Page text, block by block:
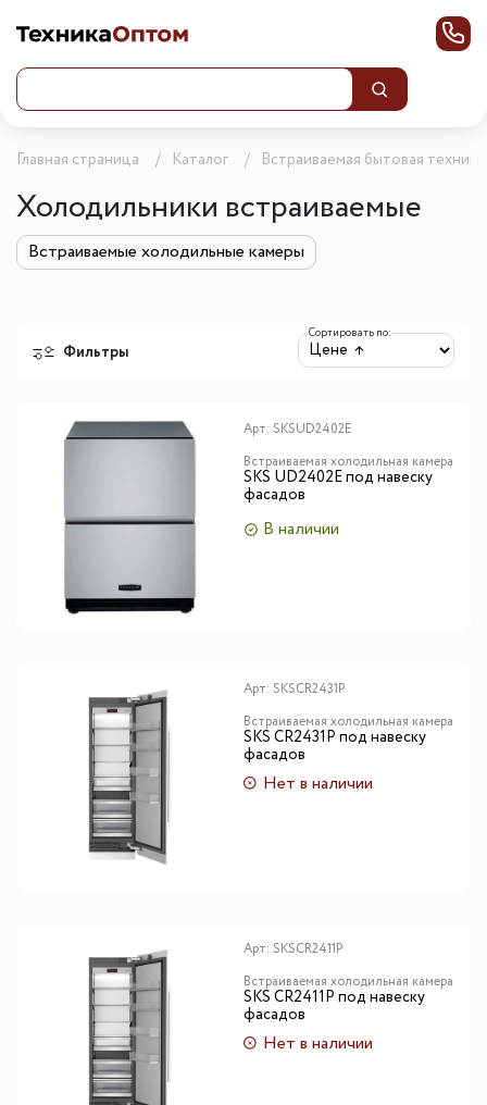
Главная страница Каталог Встраиваемая бытовая техника
Холодильники встраиваемые
Встраиваемые холодильные камеры
Фильтры
Сортировать по:
Арт: SKSUD2402E
Встраиваемая холодильная камера
SKS UD2402E под навеску
фасадов
В наличии
Арт: SKSCR2431P
Встраиваемая холодильная камера
SKS CR2431P под навеску
фасадов
Нет в наличии
Арт: SKSCR2411P
Встраиваемая холодильная камера
SKS CR2411P под навеску
фасадов
Нет в наличии